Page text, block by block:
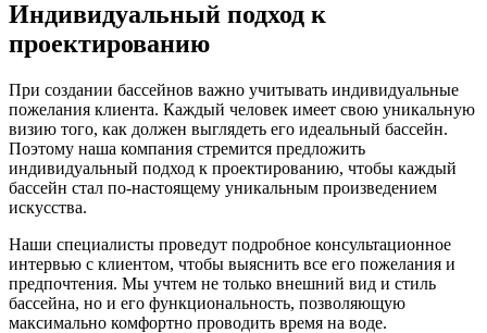
Индивидуальный подход к
проектированию
При создании бассейнов важно учитывать индивидуальные
пожелания клиента. Каждый человек имеет свою уникальную
визию того, как должен выглядеть его идеальный бассейн.
Поэтому наша компания стремится предложить
индивидуальный подход к проектированию, чтобы каждый
бассейн стал по-настоящему уникальным произведением
искусства.
Наши специалисты проведут подробное консультационное
интервью с клиентом, чтобы выяснить все его пожелания и
предпочтения. Мы учтем не только внешний вид и стиль
бассейна, но и его функциональность, позволяющую
максимально комфортно проводить время на воде.